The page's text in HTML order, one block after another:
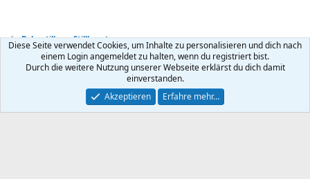
Baby stillen + Stillberatung
Kontakt Nutzungsbedingungen Datenschutz Hilfe
R
Community platform by XenForo ® © 2010-2026 XenForo Ltd.
Diese Seite verwendet Cookies, um Inhalte zu personalisieren und dich nach
einem Login angemeldet zu halten, wenn du registriert bist.
Durch die weitere Nutzung unserer Webseite erklärst du dich damit
einverstanden.
Akzeptieren
Erfahre mehr…